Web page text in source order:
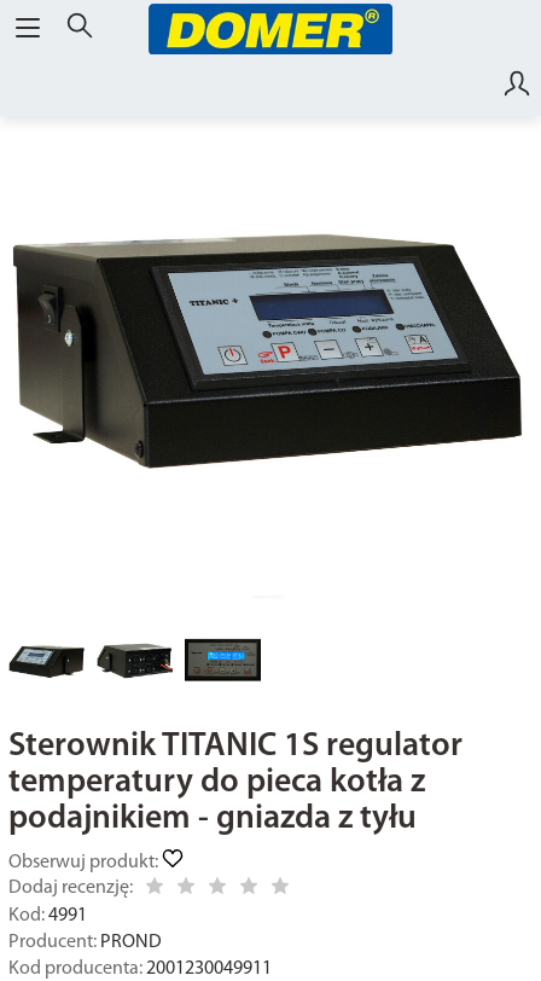
Sterownik TITANIC 1S regulator
temperatury do pieca kotła z
podajnikiem - gniazda z tyłu
Obserwuj produkt:
Dodaj recenzję:
Kod: 4991
Producent: PROND
Kod producenta: 2001230049911